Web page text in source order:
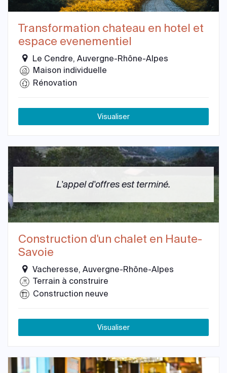
Transformation chateau en hotel et
espace evenementiel
Le Cendre, Auvergne-Rhône-Alpes
Maison individuelle
Rénovation
Visualiser
L'appel d'offres est terminé.
Construction d'un chalet en Haute-
Savoie
Vacheresse, Auvergne-Rhône-Alpes
Terrain à construire
Construction neuve
Visualiser